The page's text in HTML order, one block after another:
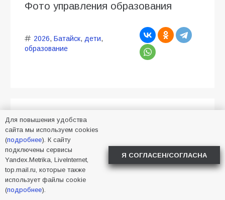
Фото управления образования
2026, Батайск, дети,
образование
В Батайске продолжается
уборка улиц
05.08.2026
Алена Васнецова
Новости в Батайске
37
Для повышения удобства
сайта мы используем cookies
(подробнее). К сайту
подключены сервисы
Yandex.Metrika, LiveInternet,
top.mail.ru, которые также
использует файлы cookie
(подробнее).
Я СОГЛАСЕН/СОГЛАСНА